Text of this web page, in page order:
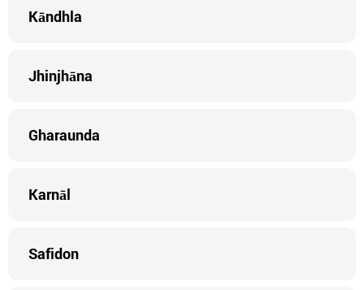
Kāndhla
Jhinjhāna
Gharaunda
Karnāl
Safidon